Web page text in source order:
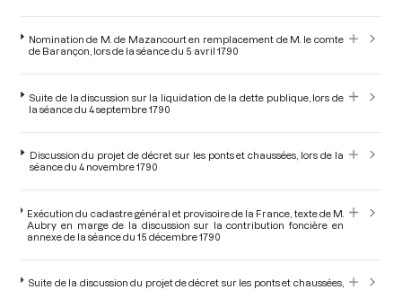
Nomination de M. de Mazancourt en remplacement de M. le comte
de Barançon, lors de la séance du 5 avril 1790
Suite de la discussion sur la liquidation de la dette publique, lors de
la séance du 4 septembre 1790
Discussion du projet de décret sur les ponts et chaussées, lors de la
séance du 4 novembre 1790
Exécution du cadastre général et provisoire de la France, texte de M.
Aubry en marge de la discussion sur la contribution foncière en
annexe de la séance du 15 décembre 1790
Suite de la discussion du projet de décret sur les ponts et chaussées,